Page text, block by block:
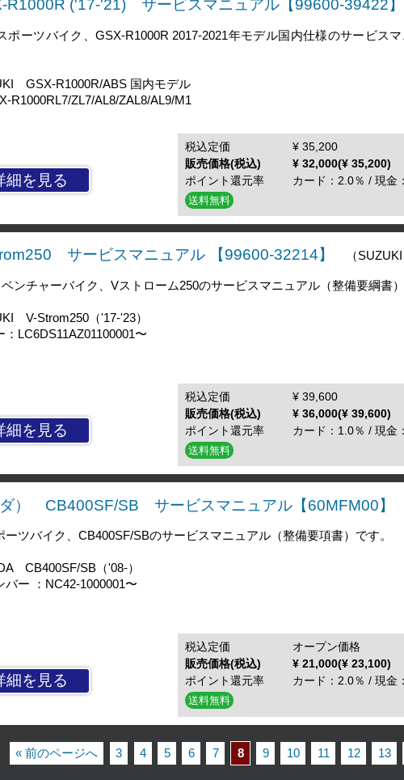
('17-'21) サービスマニュアル【99600-39422】
ポーツバイク、GSX-R1000R 2017-2021年モデル国内仕様のサービス
GSX-R1000R/ABS 国内モデル
R1000RL7/ZL7/AL8/ZAL8/AL9/M1
細を見る
税込定価
¥ 35,200
販売価格(税込)
¥ 32,000(¥ 35,200)
ポイント還元率
カード：2.0％ / 現金
送料無料
サービスマニュアル 【99600-32214】 （SUZUKI
ンチャーバイク、Vストローム250のサービスマニュアル（整備要綱書）
V-Strom250（'17-'23）
LC6DS11AZ01100001〜
細を見る
税込定価
¥ 39,600
販売価格(税込)
¥ 36,000(¥ 39,600)
ポイント還元率
カード：1.0％ / 現金
送料無料
） CB400SF/SB サービスマニュアル【60MFM00】
ツバイク、CB400SF/SBのサービスマニュアル（整備要項書）です。
CB400SF/SB（'08-）
ー ：NC42-1000001〜
細を見る
税込定価
オープン価格
販売価格(税込)
¥ 21,000(¥ 23,100)
ポイント還元率
カード：2.0％ / 現金
送料無料
« 前のページへ 3 4 5 6 7 8 9 10 11 12 13